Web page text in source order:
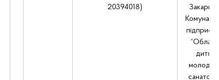
20394018)